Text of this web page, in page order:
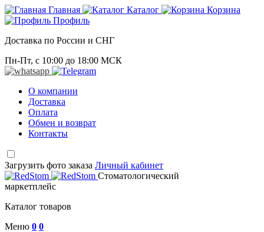
Главная Каталог
Корзина
Профиль
Доставка по России и СНГ
Пн-Пт, с 10:00 до 18:00 МСК
О компании
Доставка
Оплата
Обмен и возврат
Контакты
Загрузить фото заказа Личный кабинет
Стоматологический
маркетплейс
Каталог товаров
Меню 0 0